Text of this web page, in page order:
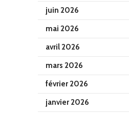
juin 2026
mai 2026
avril 2026
mars 2026
février 2026
janvier 2026